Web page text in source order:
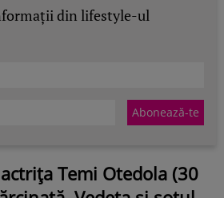
din lifestyle-ul
Temi Otedola (30